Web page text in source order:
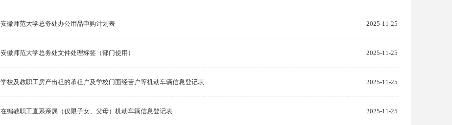
安徽师范大学总务处办公用品申购计划表 2025-11-25
安徽师范大学总务处文件处理标签（部门使用） 2025-11-25
学校及教职工房产出租的承租户及学校门面经营户等机动车辆信息登记表 2025-11-25
在编教职工直系亲属（仅限子女、父母）机动车辆信息登记表 2025-11-25